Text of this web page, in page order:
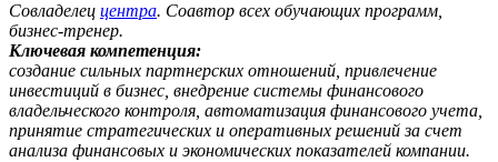
Совладелец центра. Соавтор всех обучающих программ,
бизнес-тренер.
Ключевая компетенция:
создание сильных партнерских отношений, привлечение
инвестиций в бизнес, внедрение системы финансового
владельческого контроля, автоматизация финансового учета,
принятие стратегических и оперативных решений за счет
анализа финансовых и экономических показателей компании.